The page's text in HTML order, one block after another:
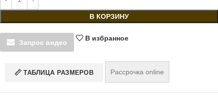
В КОРЗИНУ
Запрос видео
В избранное
ТАБЛИЦА РАЗМЕРОВ Рассрочка online